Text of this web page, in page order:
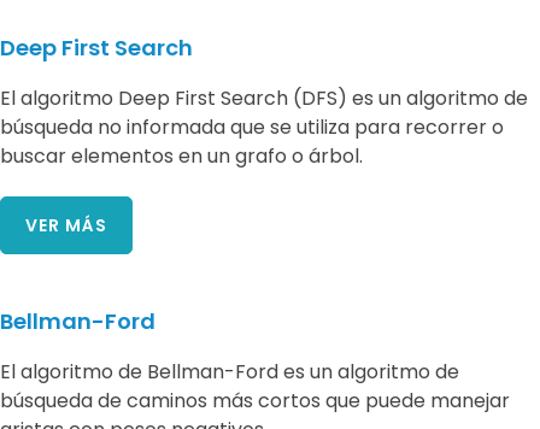
Deep First Search
El algoritmo Deep First Search (DFS) es un algoritmo de
búsqueda no informada que se utiliza para recorrer o
buscar elementos en un grafo o árbol.
VER MÁS
Bellman-Ford
El algoritmo de Bellman-Ford es un algoritmo de
búsqueda de caminos más cortos que puede manejar